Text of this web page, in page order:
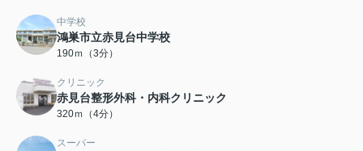
中学校
鴻巣市立赤見台中学校
190ｍ（3分）
クリニック
赤見台整形外科・内科クリニック
320ｍ（4分）
スーパー